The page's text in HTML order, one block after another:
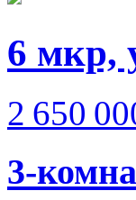
6 мкр,
2 650
3-